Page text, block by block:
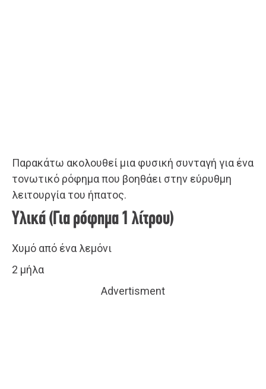
Παρακάτω ακολουθεί μια φυσική συνταγή για ένα
τονωτικό ρόφημα που βοηθάει στην εύρυθμη
λειτουργία του ήπατος.
Υλικά (Για ρόφημα 1 λίτρου)
Χυμό από ένα λεμόνι
2 μήλα
Advertisment